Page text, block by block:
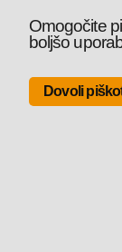
Omogočite
boljšo
Dovoli